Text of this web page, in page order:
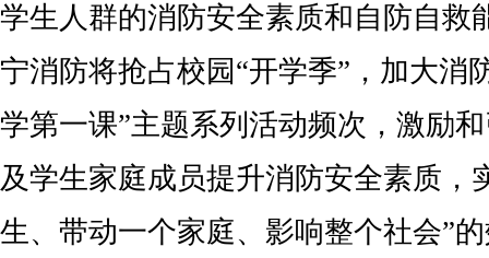
学生人群的消防安全素质和自防自救
宁消防将抢占校园“开学季”，加大消
学第一课”主题系列活动频次，激励
及学生家庭成员提升消防安全素质，
生、带动一个家庭、影响整个社会”